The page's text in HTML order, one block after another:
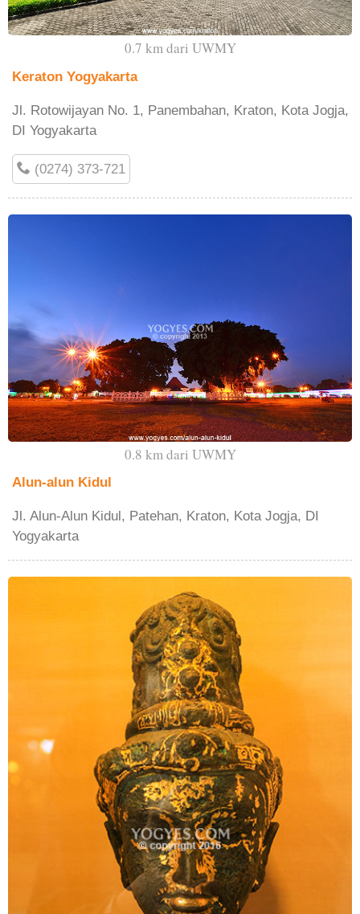
0.7 km dari UWMY
Keraton Yogyakarta
Jl. Rotowijayan No. 1, Panembahan, Kraton, Kota Jogja,
DI Yogyakarta
(0274) 373-721
0.8 km dari UWMY
Alun-alun Kidul
Jl. Alun-Alun Kidul, Patehan, Kraton, Kota Jogja, DI
Yogyakarta